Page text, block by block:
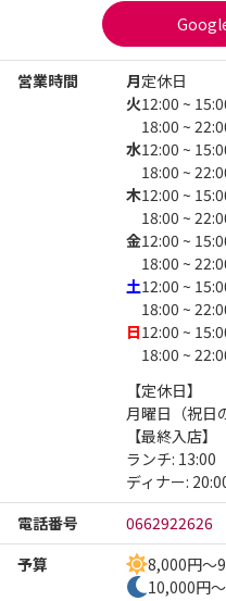
営業時間 月定休日
火12:00 ~
18:00 ~
水12:00 ~
18:00 ~
木12:00 ~
18:00 ~
金12:00 ~
18:00 ~
土12:00 ~
18:00 ~
日12:00 ~
18:00 ~
【定休日】
月曜日（祝日
【最終入店】
ランチ: 13:00
ディナー:
電話番号
0662922626
予算
8,000円～
10,000円